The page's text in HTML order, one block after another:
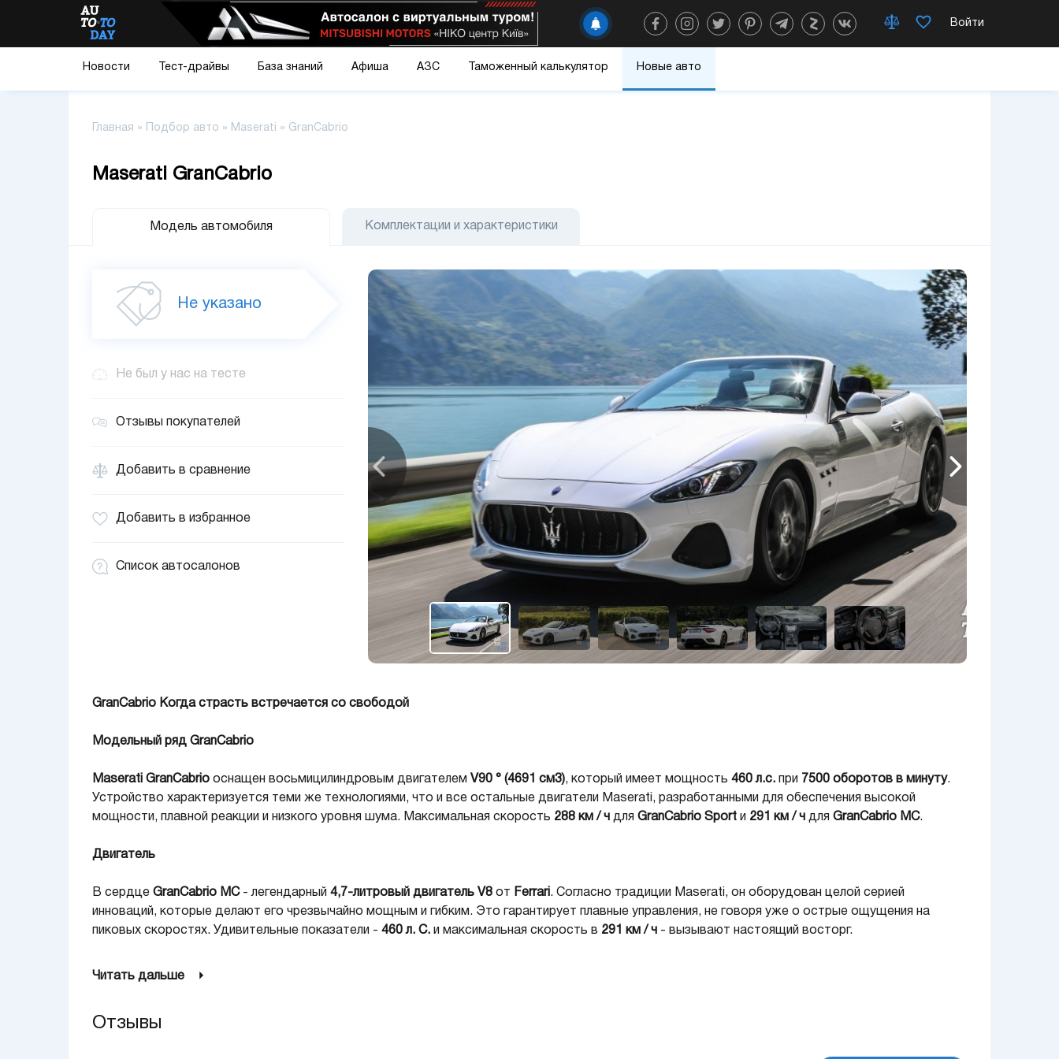
Войти
Новости Тест-драйвы База знаний Афиша АЗС Таможенный калькулятор Новые авто
Главная » Подбор авто » Maserati » GranCabrio
Maserati GranCabrio
Модель автомобиля Комплектации и характеристики
Не указано
Не был у нас на тесте
Отзывы покупателей
Добавить в сравнение
Добавить в избранное
Список автосалонов
GranCabrio Когда страсть встречается со свободой
Модельный ряд GranCabrio
Maserati GranCabrio оснащен восьмицилиндровым двигателем V90 ° (4691 см3), который имеет мощность 460 л.с. при 7500 оборотов в минуту.
Устройство характеризуется теми же технологиями, что и все остальные двигатели Maserati, разработанными для обеспечения высокой
мощности, плавной реакции и низкого уровня шума. Максимальная скорость 288 км / ч для GranCabrio Sport и 291 км / ч для GranCabrio MC.
Двигатель
В сердце GranCabrio MC- легендарный 4,7-литровый двигатель V8 от Ferrari . Согласно традиции Maserati, он оборудован целой серией
инноваций, которые делают его чрезвычайно мощным и гибким. Это гарантирует плавные управления, не говоря уже о острые ощущения на
пиковых скоростях. Удивительные показатели - 460 л. С. и максимальная скорость в 291 км / ч - вызывают настоящий восторг.
Шестиступенчатая автоматическая коробка передач
переключать на любых оборотах до срабатывания ограничителя.
Читать дальше
Отзывы